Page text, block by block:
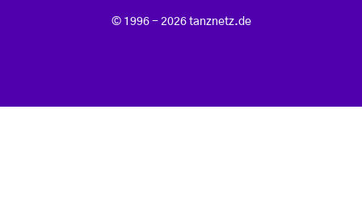
© 1996 - 2026 tanznetz.de